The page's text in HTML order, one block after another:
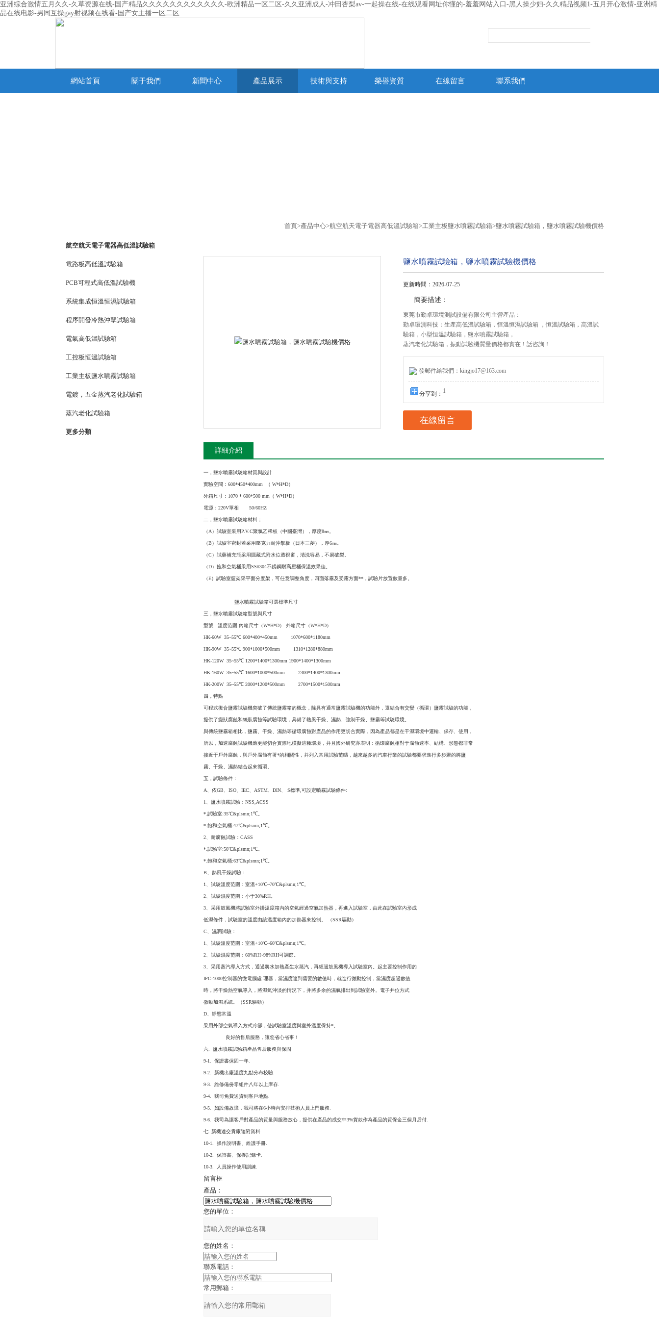
亚洲综合激情五月久久-久草资源在线-国产精品久久久久久久久久久久久久-欧洲精品一区二区-久久亚洲成人-冲田杏梨av-一起操在线-在线观看网址你懂的-羞羞网站入口-黑人操少妇-久久精品视频1-五月开心激情-亚洲精
品在线电影-男同互操gay射视频在线看-国产女主播一区二区
網站首頁 關于我們 新聞中心 產品展示 技術與支持 榮譽資質 在線留言 聯系我們
航空航天電子電器高低溫試驗箱
電路板高低溫試驗箱
PCB可程式高低溫試驗機
系統集成恒溫恒濕試驗箱
程序開發冷熱沖擊試驗箱
電氣高低溫試驗箱
工控板恒溫試驗箱
工業主板鹽水噴霧試驗箱
電鍍，五金蒸汽老化試驗箱
蒸汽老化試驗箱
更多分類
首頁>產品中心>航空航天電子電器高低溫試驗箱>工業主板鹽水噴霧試驗箱>鹽水噴霧試驗箱，鹽水噴霧試驗機價格
鹽水噴霧試驗箱，鹽水噴霧試驗機價格
更新時間：2026-07-25
簡要描述：
東莞市勤卓環境測試設備有限公司主營產品：
勤卓環測科技：生產高低溫試驗箱，恒溫恒濕試驗箱 ，恒溫試驗箱，高溫試
驗箱，小型恒溫試驗箱，鹽水噴霧試驗箱，
蒸汽老化試驗箱，振動試驗機質量價格都實在！話咨詢！
發郵件給我們：kingjo17@163.com
分享到： 1
在線留言
詳細介紹
一，鹽水噴霧試驗箱材質與設計
實驗空間：600*450*400mm （ W*H*D）
外箱尺寸：1070 * 600*500 mm（ W*H*D）
電源：220V單相 50/60HZ
二，鹽水噴霧試驗箱材料；
（A）試驗室采用P.V.C聚氯乙稀板（中國臺灣），厚度8㎜。
（B）試驗室密封蓋采用壓克力耐沖擊板（日本三菱），厚6㎜。
（C）試藥補充瓶采用隱藏式附水位透視窗，清洗容易，不易破裂。
（D）飽和空氣桶采用SS#304不銹鋼耐高壓桶保溫效果佳。
（E）試驗室籃架采平面分度架，可任意調整角度，四面落霧及受霧方面**，試驗片放置數量多。
鹽水噴霧試驗箱可選標準尺寸
三，鹽水噴霧試驗箱型號與尺寸
型號 溫度范圍 內箱尺寸（W*H*D） 外箱尺寸（W*H*D）
HK-60W 35~55℃ 600*400*450mm 1070*600*1180mm
HK-90W 35~55℃ 900*1000*500mm 1310*1280*880mm
HK-120W 35~55℃ 1200*1400*1300mm 1900*1400*1300mm
HK-160W 35~55℃ 1600*1000*500mm 2300*1400*1300mm
HK-200W 35~55℃ 2000*1200*500mm 2700*1500*1500mm
四，特點
可程式復合鹽霧試驗機突破了傳統鹽霧箱的概念，除具有通常鹽霧試驗機的功能外，還結合有交變（循環）鹽霧試驗的功能，
提供了癡狀腐蝕和絲狀腐蝕等試驗環境，具備了熱風干燥、濕熱、強制干燥、鹽霧等試驗環境。
與傳統鹽霧箱相比，鹽霧、干燥、濕熱等循環腐蝕對產品的作用更切合實際，因為產品都是在干濕環境中運輸、保存、使用，
所以，加速腐蝕試驗機應更能切合實際地模擬這種環境，并且國外研究亦表明：循環腐蝕相對于腐蝕速率、結構、形態都非常
接近于戶外腐蝕，與戶外腐蝕有著*的相關性，并列入常用試驗范疇，越來越多的汽車行業的試驗都要求進行多步聚的將鹽
霧、干燥、濕熱結合起來循環。
五，試驗條件：
A、依GB、ISO、IEC、ASTM、DIN、 S標準,可設定噴霧試驗條件:
1、鹽水噴霧試驗：NSS,ACSS
*.試驗室:35℃&plsmn;1℃。
*.飽和空氣桶:47℃&plsmn;1℃。
2、耐腐蝕試驗：CASS
*.試驗室:50℃&plsmn;1℃。
*.飽和空氣桶:63℃&plsmn;1℃。
B、熱風干燥試驗：
1、試驗溫度范圍：室溫+10℃~70℃&plsmn;1℃。
2、試驗濕度范圍：小于30%RH。
3、采用鼓風機將試驗室外掛溫度箱內的空氣經過空氣加熱器，再進入試驗室，由此在試驗室內形成
低濕條件，試驗室的溫度由該溫度箱內的加熱器來控制。 （SSR驅動）
C、濕潤試驗：
1、試驗溫度范圍：室溫+10℃~60℃&plsmn;1℃。
2、試驗濕度范圍：60%RH~98%RH可調節。
3、采用蒸汽導入方式，通過將水加熱產生水蒸汽，再經過鼓風機導入試驗室內。起主要控制作用的
IPC-1000控制器的微電腦處 理器，當濕度達到需要的數值時，就進行微動控制，當濕度超過數值
時，將干燥熱空氣導入，將濕氣沖淡的情況下，并將多余的濕氣排出到試驗室外。電子并位方式
微動加濕系統。（SSR驅動）
D、靜態常溫
采用外部空氣導入方式冷卻，使試驗室溫度與室外溫度保持*。
良好的售后服務，讓您省心省事！
六. 鹽水噴霧試驗箱產品售后服務與保固
9-1. 保證書保固一年.
9-2. 新機出廠溫度九點分布校驗.
9-3. 維修備份零組件八年以上庫存.
9-4. 我司免費送貨到客戶地點.
9-5. 如設備故障，我司將在6小時內安排技術人員上門服務.
9-6. 我司為讓客戶對產品的質量與服務放心，提供在產品的成交中3%貨款作為產品的質保金三個月后付.
七. 新機達交貴廠隨附資料
10-1. 操作說明書、維護手冊.
10-2. 保證書、保養記錄卡.
10-3. 人員操作使用訓練.
留言框
產品：
您的單位：
您的姓名：
聯系電話：
常用郵箱：